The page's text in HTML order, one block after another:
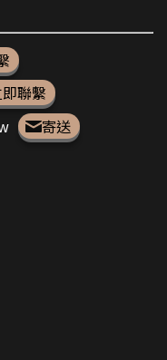
聯繫
寄送